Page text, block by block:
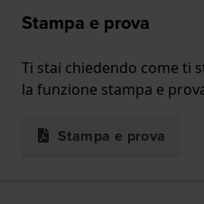
Stampa e prova
Ti stai chiedendo come ti
la funzione stampa e
Stampa e prova